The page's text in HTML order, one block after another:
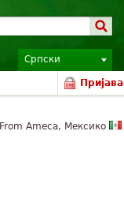
Српски
Пријава
From Ameca, Мексико